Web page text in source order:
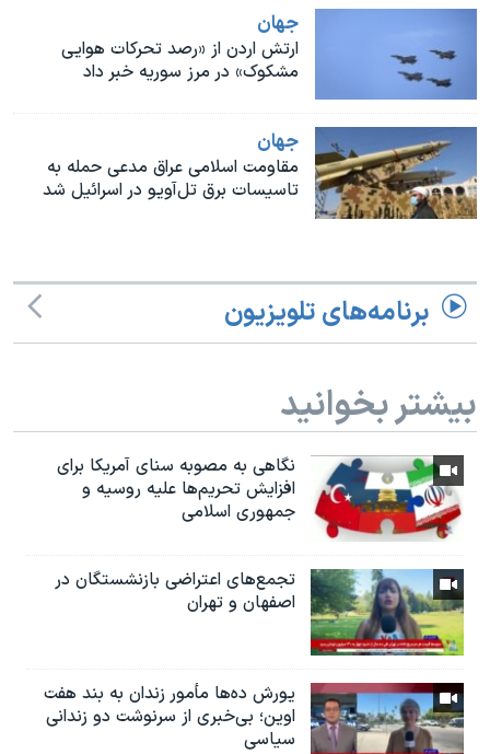
نرگس محمدی برنده جایزه نوبل صلح
همایش محافظه‌کاران آمریکا «سی‌پک»
سفر پرزیدنت ترامپ به چین
جهان
ارتش اردن از «رصد تحرکات هوایی
مشکوک» در مرز سوریه خبر داد
جهان
مقاومت اسلامی عراق مدعی حمله به
تاسیسات برق تل‌آویو در اسرائيل شد
برنامه‌های تلویزیون
بیشتر بخوانید
نگاهی به مصوبه سنای آمریکا برای
افزایش تحریم‌ها علیه روسیه و
جمهوری اسلامی
تجمع‌های اعتراضی بازنشستگان در
اصفهان و تهران
یورش ده‌ها مأمور زندان به بند هفت
اوین؛ بی‌خبری از سرنوشت دو زندانی
سیاسی